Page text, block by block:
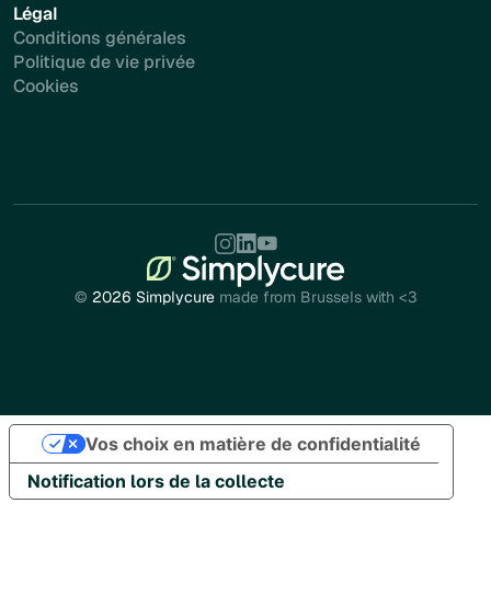
Légal
Conditions générales
Politique de vie privée
Cookies
© 2026 Simplycuremade from Brussels with <3
Notification lors de la collecte
Vos choix en matière de confidentialité